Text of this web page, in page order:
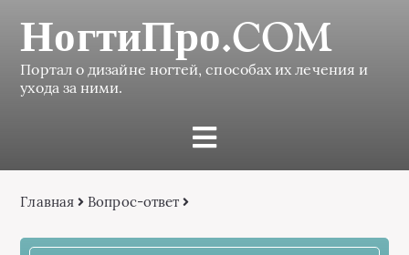
НогтиПро.COM
Портал о дизайне ногтей, способах их лечения и
ухода за ними.
Главная Вопрос-ответ